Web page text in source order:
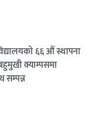
६६ औं स्थापना
क्याम्पसमा
सम्पन्न